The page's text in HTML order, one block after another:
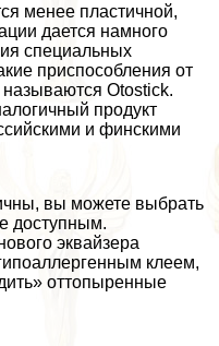
менее пластичной,
дается намного
специальных
приспособления от
называются Otostick.
продукт
и финскими
вы можете выбрать
доступным.
эквайзера
клеем,
оттопыренные